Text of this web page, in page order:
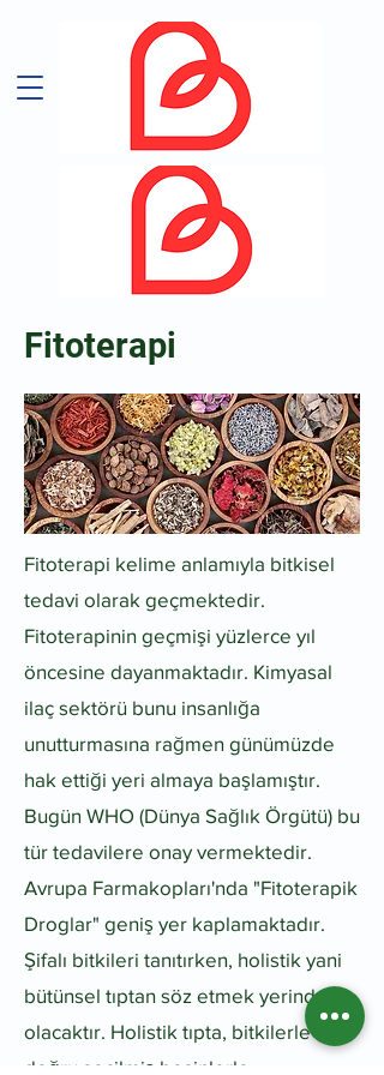
Fitoterapi
Fitoterapi kelime anlamıyla bitkisel
tedavi olarak geçmektedir.
Fitoterapinin geçmişi yüzlerce yıl
öncesine dayanmaktadır. Kimyasal
ilaç sektörü bunu insanlığa
unutturmasına rağmen günümüzde
hak ettiği yeri almaya başlamıştır.
Bugün WHO (Dünya Sağlık Örgütü) bu
tür tedavilere onay vermektedir.
Avrupa Farmakopları'nda "Fitoterapik
Droglar" geniş yer kaplamaktadır.​
Şifalı bitkileri tanıtırken, holistik yani
bütünsel tıptan söz etmek yerinde
olacaktır. Holistik tıpta, bitkilerle ve
doğru seçilmiş besinlerle